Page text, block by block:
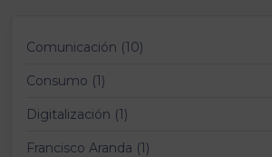
Comunicación (10)
Consumo (1)
Digitalización (1)
Francisco Aranda (1)